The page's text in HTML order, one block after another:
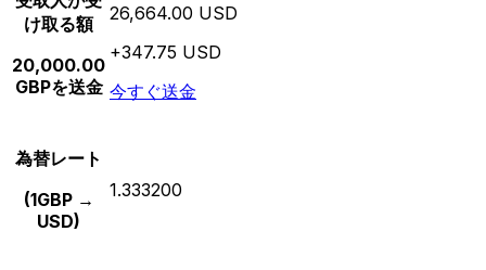
け取る額
20,000.00
GBPを送金
26,664.00 USD
+347.75 USD
今すぐ送金
為替レート
(1GBP →
USD)
1.333200